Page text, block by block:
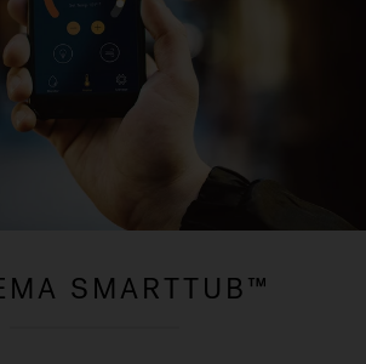
SMARTTUB™